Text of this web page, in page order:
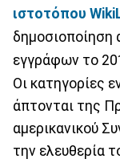
ιστοτόπου
δημοσιοποίηση
εγγράφων το
Οι κατηγορίες
άπτονται της
αμερικανικού
την ελευθερία